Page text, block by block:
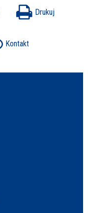
Drukuj
Kontakt